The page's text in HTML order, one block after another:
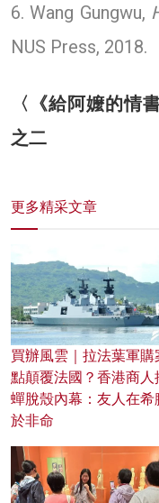
6. Wang Gungwu,
NUS Press, 2018.
〈《給阿嬤的情
之二
更多精采文章
買辦風雲｜拉法葉軍購
點顛覆法國？香港商人
蟬脫殼內幕：友人在希
於非命